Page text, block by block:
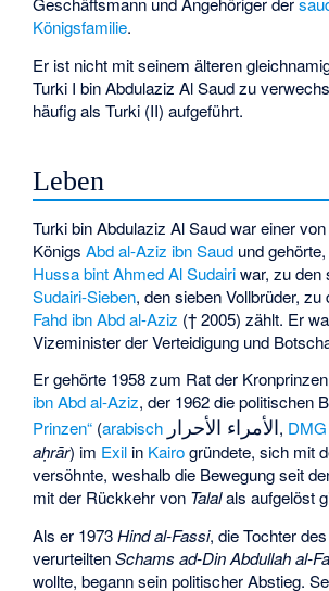
Königsfamilie.
Er ist nicht mit seinem älteren
Turki I bin Abdulaziz Al Saudzu
häufig als Turki (II) aufgeführt.
Leben
Turki bin Abdulaziz Al Saud war einer
KönigsAbd al-Aziz ibn Saud und
Hussa bint Ahmed Al Sudairiwar, zu den
Sudairi-Sieben, den sieben Vollbrüder,
Fahd ibn Abd al-Aziz († 2005) zählt. Er
Vizeminister der Verteidigung und
Er gehörte 1958 zum Rat der
ibn Abd al-Aziz, der 1962 die politischen
Prinzen“ (arabisch الأمراء الأحرار, DMG
aḥrār) im Exil in Kairogründete, sich mit
versöhnte, weshalb die Bewegung seit
mit der Rückkehr von Talalals aufgelöst
Als er 1973Hind al-Fassi, die Tochter
verurteiltenSchams ad-Din Abdullah al-
wollte, begann sein politischer Abstieg.